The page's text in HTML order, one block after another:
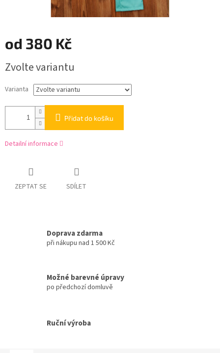
od 380 Kč
cena:
Zvolte variantu
Varianta
Přidat do košíku
Detailní informace
ZEPTAT SE SDÍLET
Doprava zdarma
při nákupu nad 1 500 Kč
Možné barevné úpravy
po předchozí domluvě
Ruční výroba